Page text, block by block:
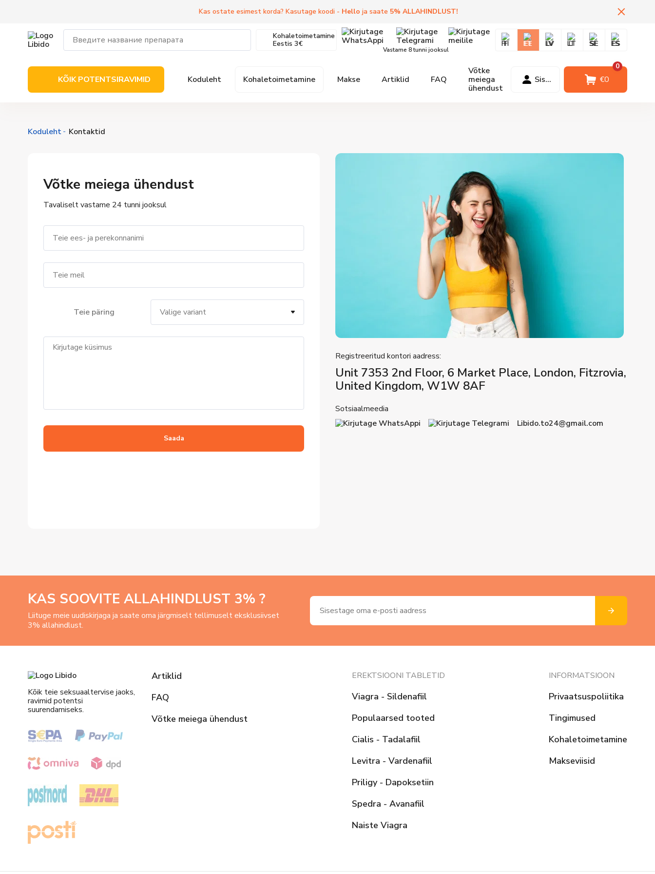
Kas ostate esimest korda? Kasutage koodi - Hello ja saate 5% ALLAHINDLUST!
Kohaletoimetamine
Eestis 3€
Vastame 8 tunni jooksul
FI EE LV LT SE ES
KÕIK POTENTSIRAVIMID Koduleht Kohaletoimetamine Makse Artiklid FAQ
Võtke
meiega
ühendust
Sisselogimine €0
0
Koduleht Kontaktid
Võtke meiega ühendust
Tavaliselt vastame 24 tunni jooksul
Teie päring Valige variant
Saada
Registreeritud kontori aadress:
Unit 7353 2nd Floor, 6 Market Place, London, Fitzrovia,
United Kingdom, W1W 8AF
Sotsiaalmeedia
Libido.to24@gmail.com
KAS SOOVITE ALLAHINDLUST 3% ?
Liituge meie uudiskirjaga ja saate oma järgmiselt tellimuselt eksklusiivset
3% allahindlust.
Kõik teie seksuaaltervise jaoks,
ravimid potentsi
suurendamiseks.
Artiklid
FAQ
Võtke meiega ühendust
EREKTSIOONI TABLETID
Viagra - Sildenafiil
Populaarsed tooted
Cialis - Tadalafiil
Levitra - Vardenafiil
Priligy - Dapoksetiin
Spedra - Avanafiil
Naiste Viagra
INFORMATSIOON
Privaatsuspoliitika
Tingimused
Kohaletoimetamine
Makseviisid